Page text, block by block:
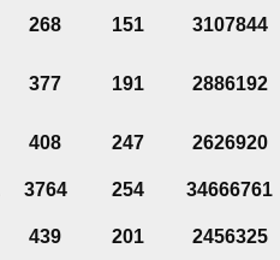
268 151 3107844
377 191 2886192
408 247 2626920
3764 254
34666761
439 201 2456325